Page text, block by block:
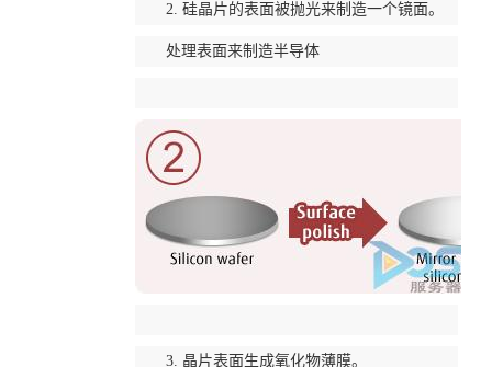
2. 硅晶片的表面被抛光来制造一个镜面。
处理表面来制造半导体
3. 晶片表面生成氧化物薄膜。